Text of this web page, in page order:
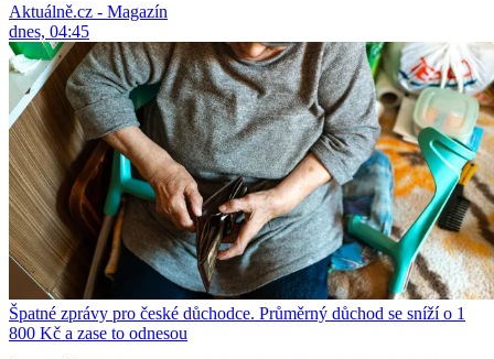
Aktuálně.cz - Magazín
dnes, 04:45
Špatné zprávy pro české důchodce. Průměrný důchod se sníží o 1
800 Kč a zase to odnesou